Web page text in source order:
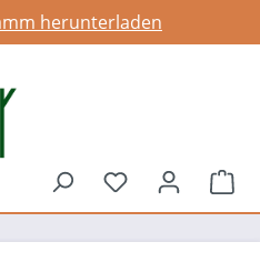
herunterladen
Du hast 0